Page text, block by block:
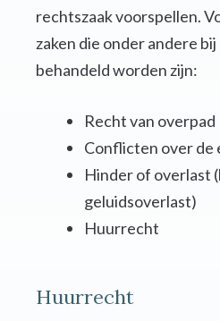
rechtszaak voorspellen.
zaken die onder andere
behandeld worden zijn:
Recht van overpad
Conflicten over
Hinder of overlast
geluidsoverlast)
Huurrecht
Huurrecht